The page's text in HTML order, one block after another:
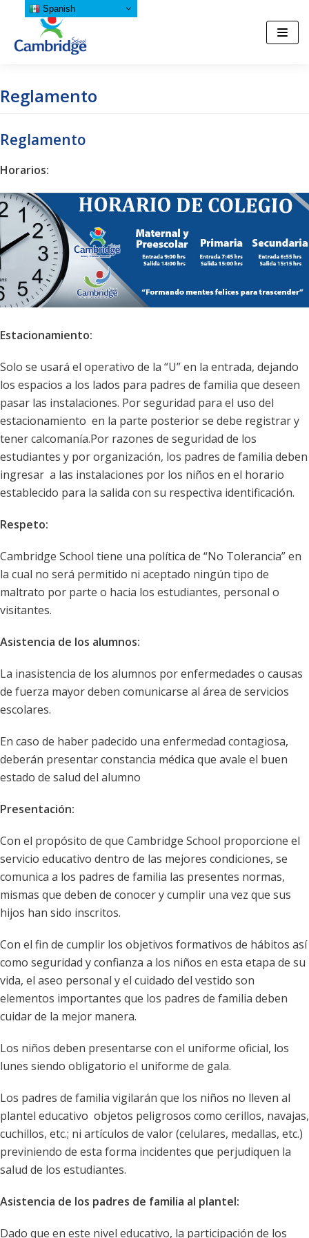
Saltar
al
Reglamento
Reglamento
Horarios:
Estacionamiento:
Solo se usará el operativo de la “U” en la entrada, dejando
los espacios a los lados para padres de familia que deseen
pasar las instalaciones. Por seguridad para el uso del
estacionamiento en la parte posterior se debe registrar y
tener calcomanía.Por razones de seguridad de los
estudiantes y por organización, los padres de familia deben
ingresar a las instalaciones por los niños en el horario
establecido para la salida con su respectiva identificación.
Respeto:
Cambridge School tiene una política de “No Tolerancia” en
la cual no será permitido ni aceptado ningún tipo de
maltrato por parte o hacia los estudiantes, personal o
visitantes.
Asistencia de los alumnos:
La inasistencia de los alumnos por enfermedades o causas
de fuerza mayor deben comunicarse al área de servicios
escolares.
En caso de haber padecido una enfermedad contagiosa,
deberán presentar constancia médica que avale el buen
estado de salud del alumno
Presentación:
Con el propósito de que Cambridge School proporcione el
servicio educativo dentro de las mejores condiciones, se
comunica a los padres de familia las presentes normas,
mismas que deben de conocer y cumplir una vez que sus
hijos han sido inscritos.
Con el fin de cumplir los objetivos formativos de hábitos así
como seguridad y confianza a los niños en esta etapa de su
vida, el aseo personal y el cuidado del vestido son
elementos importantes que los padres de familia deben
cuidar de la mejor manera.
Los niños deben presentarse con el uniforme oficial, los
lunes siendo obligatorio el uniforme de gala.
Los padres de familia vigilarán que los niños no lleven al
plantel educativo objetos peligrosos como cerillos, navajas,
cuchillos, etc.; ni artículos de valor (celulares, medallas, etc.)
previniendo de esta forma incidentes que perjudiquen la
salud de los estudiantes.
Asistencia de los padres de familia al plantel:
Dado que en este nivel educativo, la participación de los
Spanish